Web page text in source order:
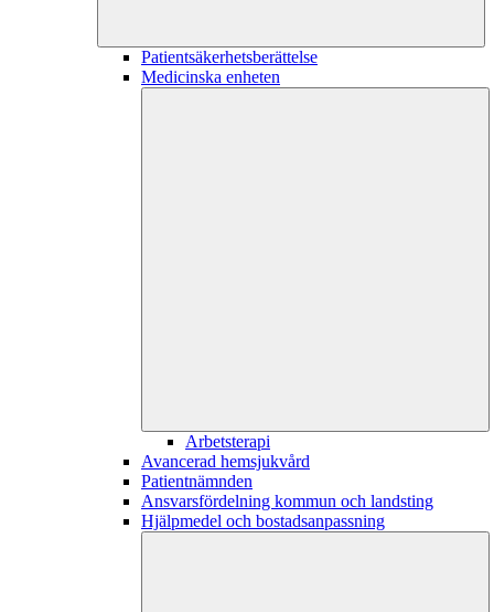
Patientsäkerhetsberättelse
Medicinska enheten
Arbetsterapi
Avancerad hemsjukvård
Patientnämnden
Ansvarsfördelning kommun och landsting
Hjälpmedel och bostadsanpassning